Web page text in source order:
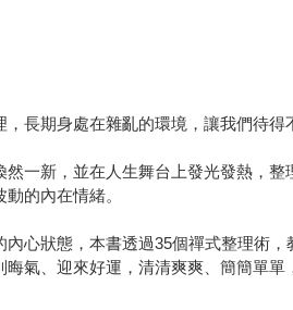
長期身處在雜亂的環境，讓我們待
一新，並在人生舞台上發光發熱，
的內在情緒。
心狀態，本書透過35個禪式整理術
氣、迎來好運，清清爽爽、簡簡單單